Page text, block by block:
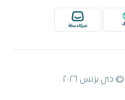
بزنس ٢٠٢٦